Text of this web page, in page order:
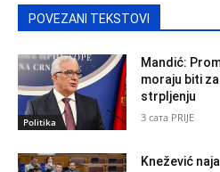
POVEZANI TEKSTOVI
Politika
Mandić:
moraju biti
strpljenju
3 сата PRIJE
Knežević